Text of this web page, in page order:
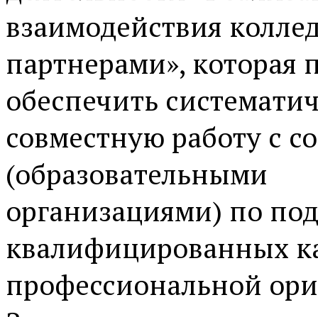
взаимодействия
партнерами», которая
обеспечить
совместную работу с
(образовательными
организациями) по
квалифицированных
профессиональной